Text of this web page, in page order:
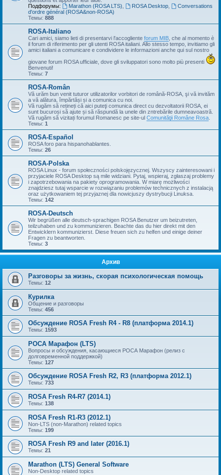
Подфорумы:
Marathon (ROSA LTS) ROSA Desktop,
Conversations
d'ordre général (ROSA&non-ROSA)
Темы: 888
ROSA-Italiano
Cari amici, siamo lieti di presentarvi l'accogliente forum MIB , che al momento è
il forum di riferimento per gli utenti ROSA italiani. Allo stesso tempo, invitiamo gli
amici italiani a comunicare e condividere le informazioni anche qui sul nostro
giovane forum ROSA ufficiale, dove gli sviluppatori sono molto più presenti
Benvenuti!
Темы: 7
ROSA-Român
Vă urăm bun venit tuturor utilizatorilor vorbitori de română-ROSA, şi vă invităm
a vă alătura, împărtăși și a comunica cu noi.
Vă rugăm să rețineți că aici puteţi comunica direct cu dezvoltatorii ROSA, ei
sunt bucuroși să ajute și să răspundă la unele din zntrebările dumneavoastră.
Vă rugăm să vizitați forumul Romanesc pe site-ul Comunităţii Române Rosa
Темы: 1
ROSA-Español
ROSA foro para hispanohablantes.
Темы: 26
ROSA-Polska
ROSA Linux - forum społeczności polskojęzycznej. Wszyscy zainteresowani i
przyjaciele ROSA Desktop są mile widziani. Pytaj, wspieraj, zgłaszaj problemy
i zapotrzebowania na pakiety oprogramowania. W miarę możliwości
znajdziesz tutaj wsparcie w rozwiązaniu problemów technicznych z instalacją
oraz użytkowaniem tej przyjaznej dla nowicjuszy dystrybucji Linuksa.
Темы: 142
ROSA-Deutsch
Wir begrüßen alle deutsch-sprachigen ROSA Benutzer um beizutreten,
teilzuhaben und zu kommunizieren. Beachte das du hier direkt mit den
Entwicklern kommunizierst. Diese freuen sich zu helfen und einige deiner
Fragen zu beantworten.
Темы: 3
Архив
Разговоры за жизнь, скорая психологическая помощь
Темы: 12
Курилка
Общение и разговоры
Темы: 456
Обсуждение ROSA Fresh R4 - R8 (платформа 2014.1)
Темы: 1593
РОСА Марафон (LTS)
Вопросы и обсуждения, касающиеся РОСА Марафон (релиз с
долговременной поддержкой)
Темы: 127
Обсуждение ROSA Fresh R2, R3 (платформа 2012.1)
Темы: 733
ROSA Fresh R4-R7 (2014.1)
Темы: 138
ROSA Fresh R1-R3 (2012.1)
Non-LTS (non-Marathon) related topics
Темы: 199
ROSA Fresh R9 and later (2016.1)
Темы: 21
Marathon (LTS) General Software
Non-Desktop related topics